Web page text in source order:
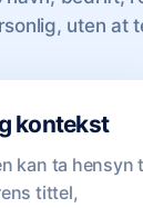
uten at
kontekst
kan ta hensyn
tittel,